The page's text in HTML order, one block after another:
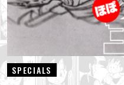
SPECIALS